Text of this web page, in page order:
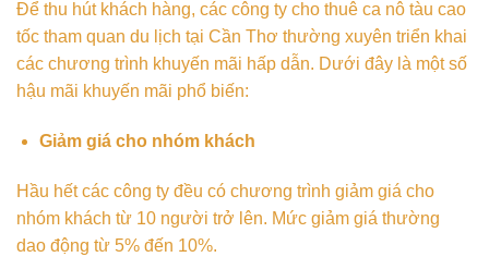
Để thu hút khách hàng, các công ty cho thuê ca nô tàu cao
tốc tham quan du lịch tại Cần Thơ thường xuyên triển khai
các chương trình khuyến mãi hấp dẫn. Dưới đây là một số
hậu mãi khuyến mãi phổ biến:
Giảm giá cho nhóm khách
Hầu hết các công ty đều có chương trình giảm giá cho
nhóm khách từ 10 người trở lên. Mức giảm giá thường
dao động từ 5% đến 10%.